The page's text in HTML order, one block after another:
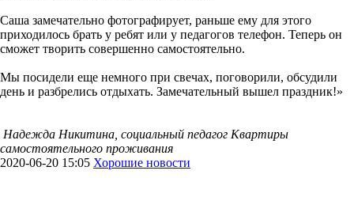
Саша замечательно фотографирует, раньше ему для этого
приходилось брать у ребят или у педагогов телефон. Теперь он
сможет творить совершенно самостоятельно.
Мы посидели еще немного при свечах, поговорили, обсудили
день и разбрелись отдыхать. Замечательный вышел праздник!»
Надежда Никитина, социальный педагог Квартиры
самостоятельного проживания
2020-06-20 15:05 Хорошие новости